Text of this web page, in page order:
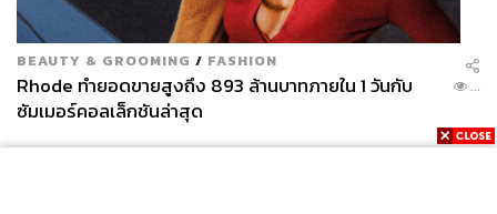
BEAUTY & GROOMING / FASHION
Rhode ทำยอดขายสูงถึง 893 ล้านบาทภายใน 1 วันกับ
ซัมเมอร์คอลเล็กชันล่าสุด
...